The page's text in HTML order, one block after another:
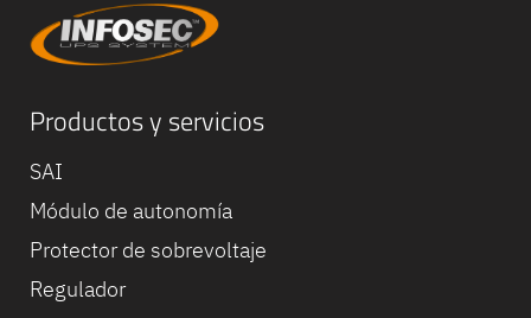
Productos y servicios
SAI
Módulo de autonomía
Protector de sobrevoltaje
Regulador